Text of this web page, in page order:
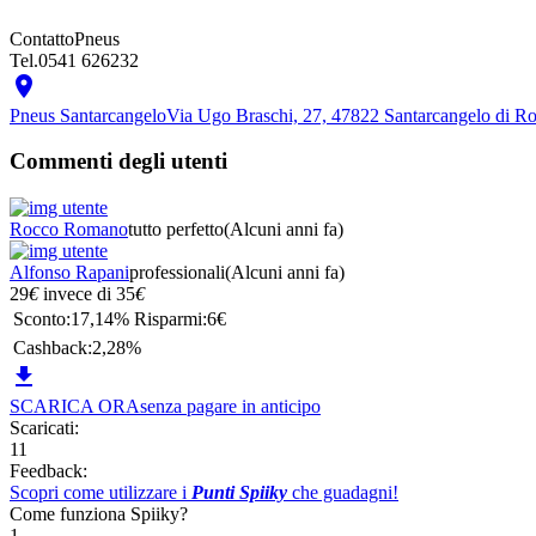
ContattoPneus
Tel.0541 626232

Pneus SantarcangeloVia Ugo Braschi, 27, 47822 Santarcangelo di
Commenti degli utenti
Rocco Romanotutto perfetto(Alcuni anni fa)
Alfonso Rapaniprofessionali(Alcuni anni fa)
29€ invece di 35€
Sconto:17,14% Risparmi:6€
Cashback:2,28%

SCARICA ORAsenza pagare in anticipo
Scaricati:
11
Feedback:
Scopri come utilizzare i Punti Spiiky che guadagni!
Come funziona Spiiky?